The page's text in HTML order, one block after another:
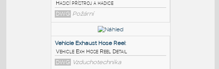
Požární hadice
DWG Požární